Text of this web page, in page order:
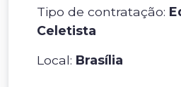
Tipo de contratação:
Celetista
Local: Brasília